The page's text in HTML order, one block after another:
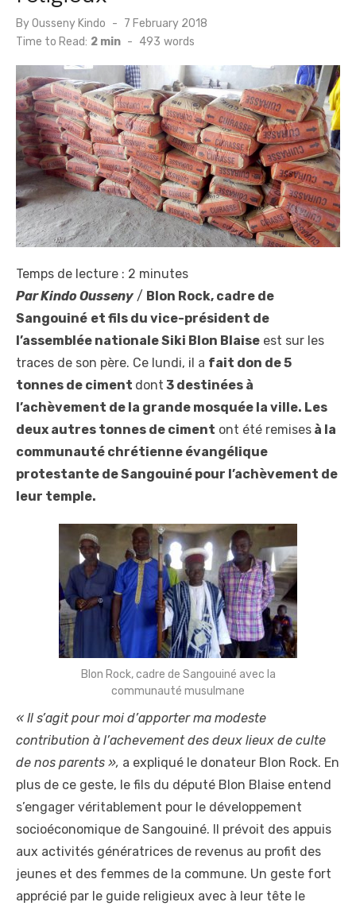
ByOusseny Kindo
Posted
7 February 2018
Time to Read: 2 min - 493 words
Temps de lecture : 2 minutes
ParKindo Ousseny / Blon Rock, cadre de
Sangouiné et fils du vice-président de
l’assemblée nationale Siki Blon Blaise est sur les
traces de son père. Ce lundi, il a fait don de 5
tonnes de ciment dont 3 destinées à
l’achèvement de la grande mosquée la ville. Les
deux autres tonnes de ciment ont été remises à la
communauté chrétienne évangélique
protestante de Sangouiné pour l’achèvement de
leur temple.
Blon Rock, cadre de Sangouiné avec la
communauté musulmane
« Il s’agit pour moi d’apporter ma modeste
contribution à l’achevement des deux lieux de culte
de nos parents », a expliqué le donateur Blon Rock. En
plus de ce geste, le fils du député Blon Blaise entend
s’engager véritablement pour le développement
socioéconomique de Sangouiné. Il prévoit des appuis
aux activités génératrices de revenus au profit des
jeunes et des femmes de la commune. Un geste fort
apprécié par le guide religieux avec à leur tête le